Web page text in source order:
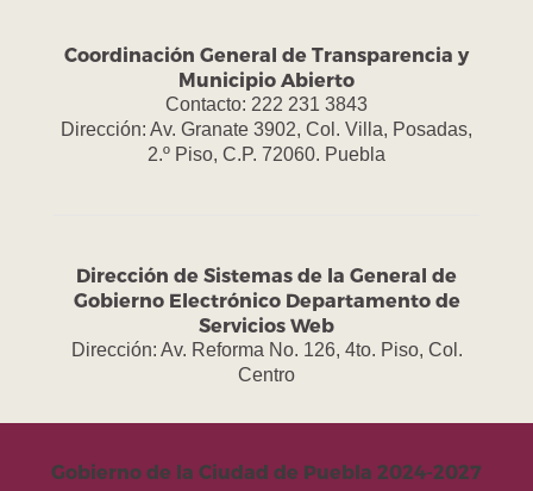
Coordinación General de Transparencia y
Municipio Abierto
Contacto: 222 231 3843
Dirección: Av. Granate 3902, Col. Villa, Posadas,
2.º Piso, C.P. 72060. Puebla
Dirección de Sistemas de la General de
Gobierno Electrónico Departamento de
Servicios Web
Dirección: Av. Reforma No. 126, 4to. Piso, Col.
Centro
Gobierno de la Ciudad de Puebla 2024-2027